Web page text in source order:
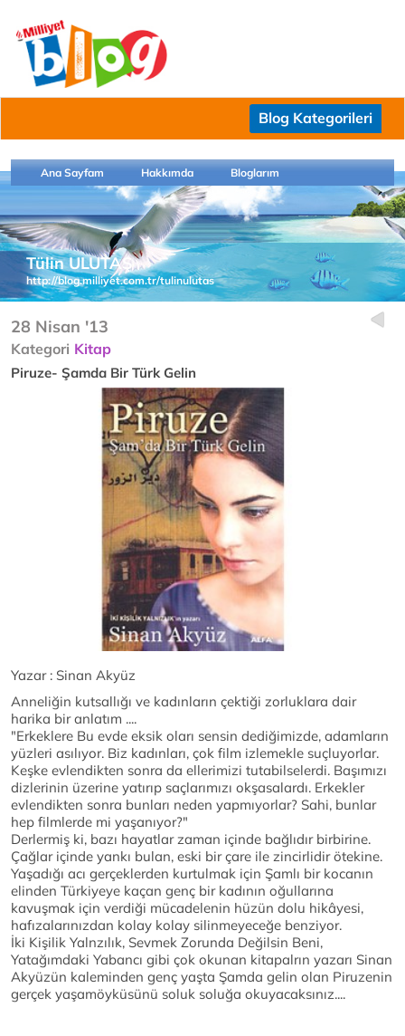
Blog Kategorileri
Ana Sayfam Hakkımda Bloglarım
Tülin ULUTAŞ
http://blog.milliyet.com.tr/tulinulutas
28 Nisan '13
Kategori Kitap
Piruze- Şamda Bir Türk Gelin
Yazar : Sinan Akyüz
Anneliğin kutsallığı ve kadınların çektiği zorluklara dair
harika bir anlatım ....
"Erkeklere Bu evde eksik oları sensin dediğimizde, adamların
yüzleri asılıyor. Biz kadınları, çok film izlemekle suçluyorlar.
Keşke evlendikten sonra da ellerimizi tutabilselerdi. Başımızı
dizlerinin üzerine yatırıp saçlarımızı okşasalardı. Erkekler
evlendikten sonra bunları neden yapmıyorlar? Sahi, bunlar
hep filmlerde mi yaşanıyor?"
Derlermiş ki, bazı hayatlar zaman içinde bağlıdır birbirine.
Çağlar içinde yankı bulan, eski bir çare ile zincirlidir ötekine.
Yaşadığı acı gerçeklerden kurtulmak için Şamlı bir kocanın
elinden Türkiyeye kaçan genç bir kadının oğullarına
kavuşmak için verdiği mücadelenin hüzün dolu hikâyesi,
hafızalarınızdan kolay kolay silinmeyeceğe benziyor.
İki Kişilik Yalnzılık, Sevmek Zorunda Değilsin Beni,
Yatağımdaki Yabancı gibi çok okunan kitapalrın yazarı Sinan
Akyüzün kaleminden genç yaşta Şamda gelin olan Piruzenin
gerçek yaşamöyküsünü soluk soluğa okuyacaksınız....